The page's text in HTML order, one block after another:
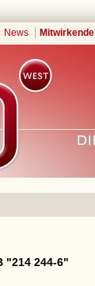
News Mitwirkende
"214 244-6"